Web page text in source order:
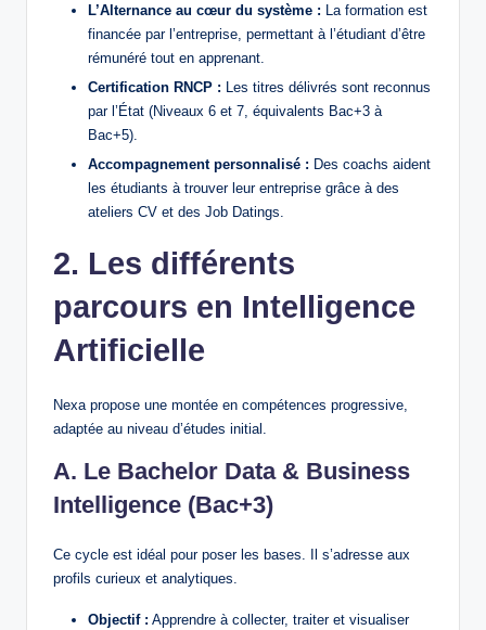
L’Alternance au cœur du système : La formation est
financée par l’entreprise, permettant à l’étudiant d’être
rémunéré tout en apprenant.
Certification RNCP : Les titres délivrés sont reconnus
par l’État (Niveaux 6 et 7, équivalents Bac+3 à
Bac+5).
Accompagnement personnalisé : Des coachs aident
les étudiants à trouver leur entreprise grâce à des
ateliers CV et des Job Datings.
2. Les différents
parcours en Intelligence
Artificielle
Nexa propose une montée en compétences progressive,
adaptée au niveau d’études initial.
A. Le Bachelor Data & Business
Intelligence (Bac+3)
Ce cycle est idéal pour poser les bases. Il s’adresse aux
profils curieux et analytiques.
Objectif : Apprendre à collecter, traiter et visualiser